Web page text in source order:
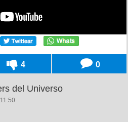
4 0
del Universo